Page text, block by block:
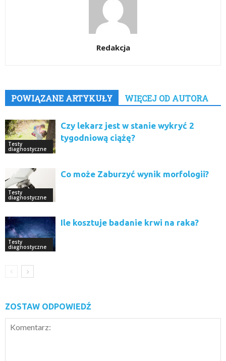
Redakcja
POWIĄZANE ARTYKUŁY WIĘCEJ OD AUTORA
Testy
diagnostyczne
Czy lekarz jest w stanie wykryć 2
tygodniową ciążę?
Testy
diagnostyczne
Co może Zaburzyć wynik morfologii?
Testy
diagnostyczne
Ile kosztuje badanie krwi na raka?
ZOSTAW ODPOWIEDŹ